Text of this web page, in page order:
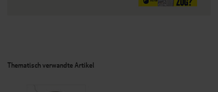
Thematisch verwandte Artikel